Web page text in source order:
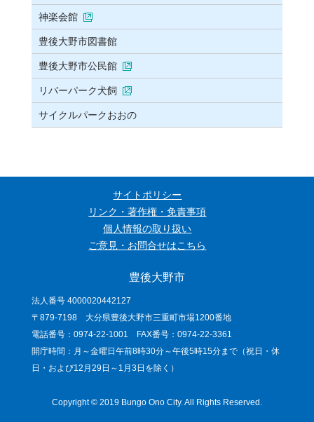
神楽会館
豊後大野市図書館
豊後大野市公民館
リバーパーク犬飼
サイクルパークおおの
サイトポリシー
リンク・著作権・免責事項
個人情報の取り扱い
ご意見・お問合せはこちら
豊後大野市
法人番号 4000020442127
〒879-7198 大分県豊後大野市三重町市場1200番地
電話番号：0974-22-1001 FAX番号：0974-22-3361
開庁時間：月～金曜日午前8時30分～午後5時15分まで（祝日・休
日・および12月29日～1月3日を除く）
Copyright © 2019 Bungo Ono City. All Rights Reserved.